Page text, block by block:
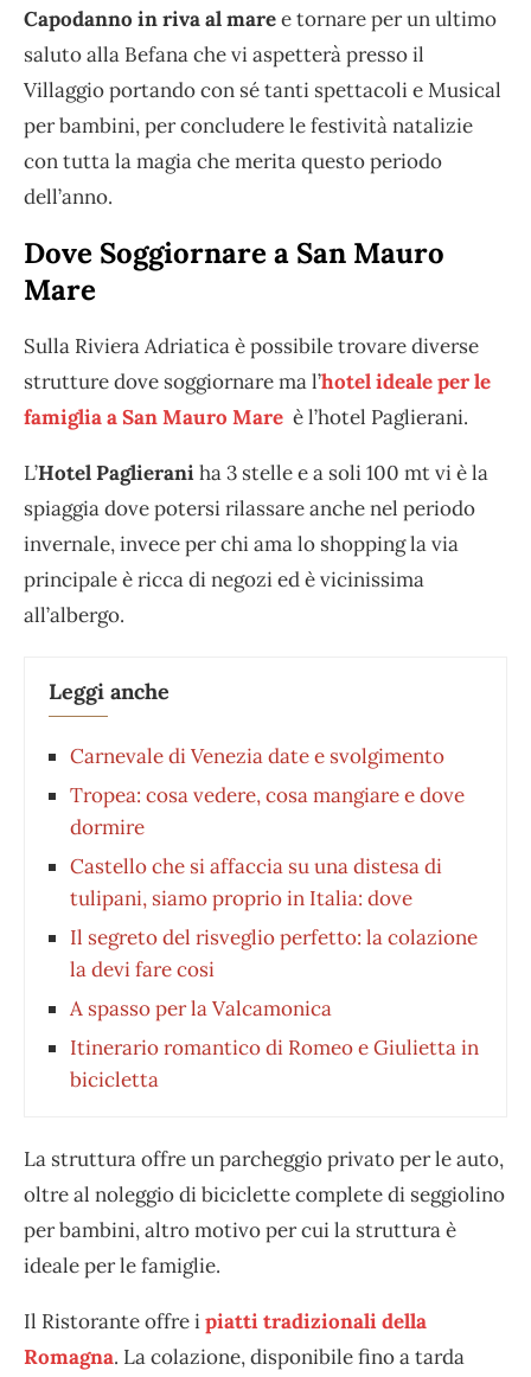
Capodanno in riva al maree tornare per un ultimo
saluto alla Befana che vi aspetterà presso il
Villaggio portando con sé tanti spettacoli e Musical
per bambini, per concludere le festività natalizie
con tutta la magia che merita questo periodo
dell’anno.
Dove Soggiornare a San Mauro
Mare
Sulla Riviera Adriatica è possibile trovare diverse
strutture dove soggiornare ma l’hotel ideale per le
famiglia a San Mauro Mare è l’hotel Paglierani.
L’Hotel Paglieraniha 3 stelle e a soli 100 mt vi è la
spiaggia dove potersi rilassare anche nel periodo
invernale, invece per chi ama lo shopping la via
principale è ricca di negozi ed è vicinissima
all’albergo.
Leggi anche
Carnevale di Venezia date e svolgimento
Tropea: cosa vedere, cosa mangiare e dove
dormire
Castello che si affaccia su una distesa di
tulipani, siamo proprio in Italia: dove
Il segreto del risveglio perfetto: la colazione
la devi fare cosi
A spasso per la Valcamonica
Itinerario romantico di Romeo e Giulietta in
bicicletta
La struttura offre un parcheggio privato per le auto,
oltre al noleggio di biciclette complete di seggiolino
per bambini, altro motivo per cui la struttura è
ideale per le famiglie.
Il Ristorante offre ipiatti tradizionali della
Romagna. La colazione, disponibile fino a tarda